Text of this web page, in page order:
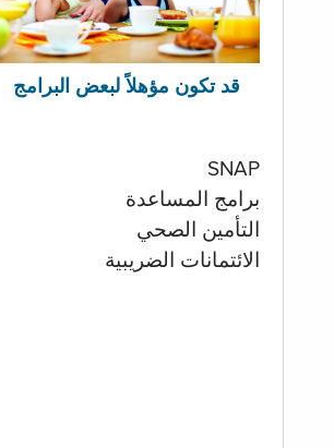
قد تكون مؤهلاً لبعض البرامج
SNAP
برامج المساعدة
التأمين الصحي
الائتمانات الضريبية